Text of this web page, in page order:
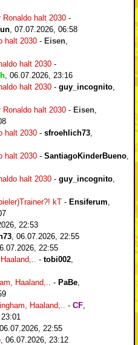
Ronaldo halt 2030 -
07.07.2026, 06:58
halt 2030 - Eisen
halt 2030 -
06.07.2026, 23:16
halt 2030 - guy_incognito
Ronaldo halt 2030 - Eisen
halt 2030 - sfroehlich73
halt 2030 - SantiagoKinderBueno
halt 2030 - guy_incognito
kT - Ensiferum
22:53
06.07.2026, 22:55
22:55
- tobi002
Haaland,..
- PaBe
Haaland,..
- CF
06.07.2026, 22:55
06.07.2026, 23:12